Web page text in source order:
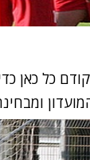
כל כאן